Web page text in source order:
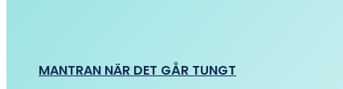
MANTRAN NÄR DET GÅR TUNGT